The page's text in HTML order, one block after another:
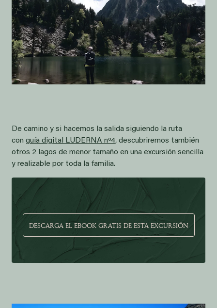
De camino y si hacemos la salida siguiendo la ruta
con guía digital LUDERNA nº4, descubriremos también
otros 2 lagos de menor tamaño en una excursión sencilla
y realizable por toda la familia.
DESCARGA EL EBOOK GRATIS DE ESTA EXCURSIÓN